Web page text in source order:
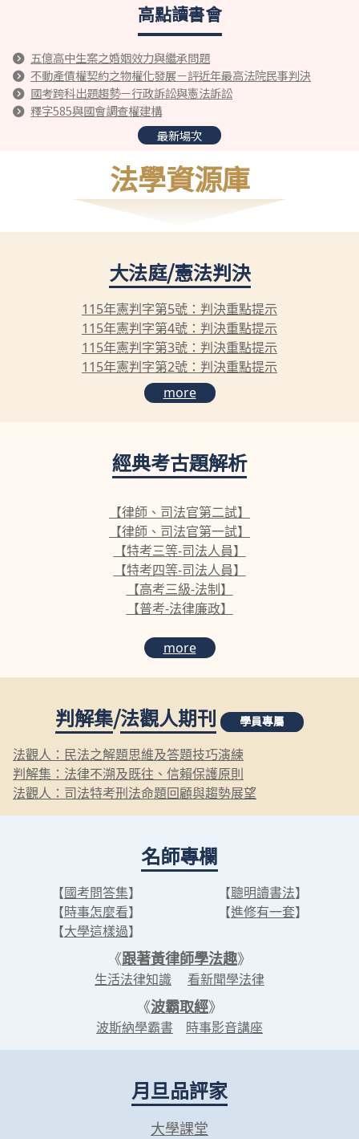
高點讀書會
五億高中生案之婚姻效力與繼承問題
不動產債權契約之物權化發展－評近年最高法院民事判決
國考跨科出題趨勢－行政訴訟與憲法訴訟
釋字585與國會調查權建構
最新場次
法學資源庫
經典考古題解析
【律師、司法官第二試】
【律師、司法官第一試】
【特考三等-司法人員】
【特考四等-司法人員】
【高考三級-法制】
【普考-法律廉政】
more
大法庭/憲法判決
115年憲判字第5號：判決重點提示
115年憲判字第4號：判決重點提示
115年憲判字第3號：判決重點提示
115年憲判字第2號：判決重點提示
more
判解集/法觀人期刊 學員專屬
法觀人：民法之解題思維及答題技巧演練
判解集：法律不溯及既往、信賴保護原則
法觀人：司法特考刑法命題回顧與趨勢展望
名師專欄
【國考問答集】 【聰明讀書法】
【時事怎麼看】 【進修有一套】
【大學這樣過】
《跟著黃律師學法趣》
生活法律知識 看新聞學法律
《波霸取經》
波斯納學霸書 時事影音講座
月旦品評家
大學課堂